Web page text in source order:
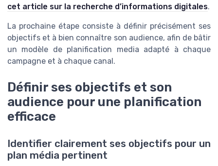
cet article sur la recherche d’informations digitales.
La prochaine étape consiste à définir précisément ses
objectifs et à bien connaître son audience, afin de bâtir
un modèle de planification media adapté à chaque
campagne et à chaque canal.
Définir ses objectifs et son
audience pour une planification
efficace
Identifier clairement ses objectifs pour un
plan média pertinent